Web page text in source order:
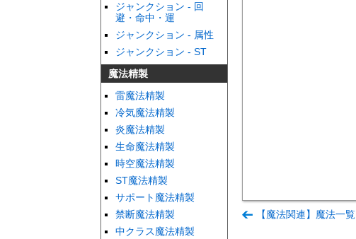
ジャンクション - 回
避・命中・運
ジャンクション - 属性
ジャンクション - ST
魔法精製
雷魔法精製
冷気魔法精製
炎魔法精製
生命魔法精製
時空魔法精製
ST魔法精製
サポート魔法精製
禁断魔法精製
中クラス魔法精製
【魔法関連】魔法一覧